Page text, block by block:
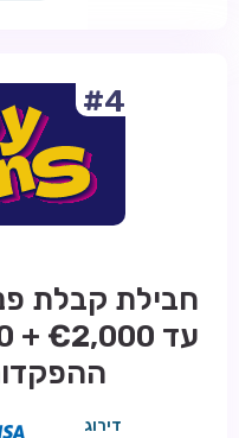
#4
דירוג